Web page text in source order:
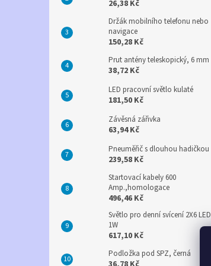
26,38 Kč
Držák mobilního telefonu nebo
navigace
150,28 Kč
Prut antény teleskopický, 6 mm
38,72 Kč
LED pracovní světlo kulaté
181,50 Kč
Závěsná zářivka
63,94 Kč
Pneuměřič s dlouhou hadičkou
239,58 Kč
Startovací kabely 600
Amp.,homologace
496,46 Kč
Světlo pro denní svícení 2X6 LED
1W
617,10 Kč
Podložka pod SPZ, černá